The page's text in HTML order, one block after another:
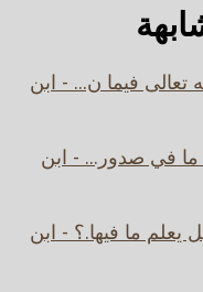
تعالى فيما ن... - ابن
ما في صدور... - ابن
ما فيها.؟ - ابن